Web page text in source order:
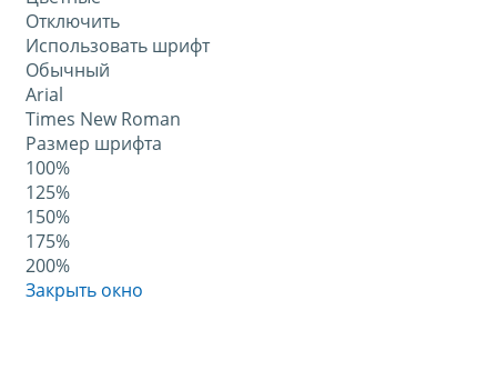
Отключить
Использовать шрифт
Обычный
Arial
Times New Roman
Размер шрифта
100%
125%
150%
175%
200%
Закрыть окно